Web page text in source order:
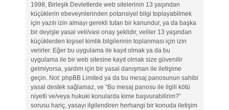
1998, Birleşik Devletlerde web sitelerinin 13 yaşından
küçüklerin ebeveynlerinden potansiyel bilgi toplayabilmek
için yazılı izin almayı gerekli tutan bir kanundur, ya da başka
bir deyişle yasal veli/vasi onay şeklidir, veliler 13 yaşından
küçüklerden kişisel kimlik bilgilerinin toplanması için izin
verirler. Eğer bu uygulama ile kayıt olmak ya da bu
uygulama ile bir web sitesine kayıt olmak size güvenilir
gelmiyorsa, yardım için bir yasal danışman ile iletişime
geçin. Not: phpBB Limited ya da bu mesaj panosunun sahibi
yasal destek sağlamaz, ve “Bu mesaj panosu ile ilgili kötü
niyetli ve/veya hukuki konularda kime başvurabilirim?”
sorusu hariç, yasayı ilgilendiren herhangi bir konuda iletişim